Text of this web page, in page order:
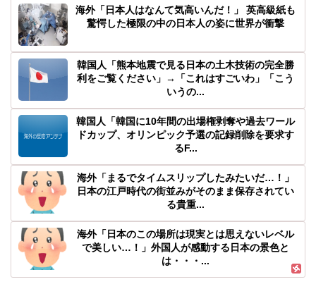
海外「日本人はなんて気高いんだ！」 英高級紙も
驚愕した極限の中の日本人の姿に世界が衝撃
韓国人「熊本地震で見る日本の土木技術の完全勝
利をご覧ください」→「これはすごいわ」「こう
いうの...
韓国人「韓国に10年間の出場権剥奪や過去ワール
ドカップ、オリンピック予選の記録削除を要求す
るF...
海外「まるでタイムスリップしたみたいだ…！」
日本の江戸時代の街並みがそのまま保存されてい
る貴重...
海外「日本のこの場所は現実とは思えないレベル
で美しい…！」外国人が感動する日本の景色と
は・・・...